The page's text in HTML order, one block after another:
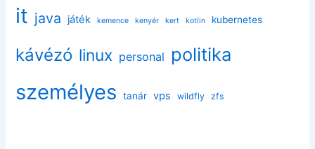
it java játék kemence kenyér kert kotlin kubernetes
kávézó linux personal politika
személyes tanár vps wildfly zfs